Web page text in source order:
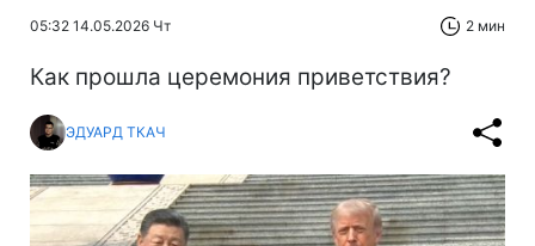
05:32 14.05.2026 Чт 2 мин
Как прошла церемония приветствия?
ЭДУАРД ТКАЧ